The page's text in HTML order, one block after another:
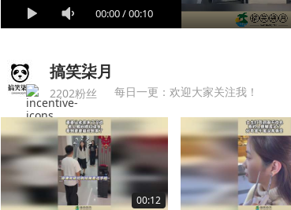
00:00/00:10
搞笑柒月
2202粉丝 每日一更：欢迎大家关注我！
00:12